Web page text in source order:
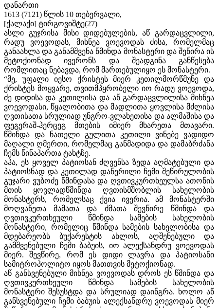
დანართი
1613 (7121) წლის 10 თებერვალი,
[ქალაქი] ტირგოვიშტე(27)
ასლი გუჯრისა მისი დიდებულების, აწ გარდაცვლილი,
რადუ ვოევოდას, მიხნეა ვოევოდას ძისა, რომელმაც
განაახლა და განამშვენა წმინდა მონასტერი და შეწირა ის
მეტოქიონად ივერონს და შეადგინა განწესება
რომლითაც ნებავდა, რომ მართებულიყო ეს მონასტერი.
“მე, უფალი იესო ქრისტეს მიერ კეთილმორწმუნე და
ქრისტეს მოყვარე, თვითმპყრობელი იო რადუ ვოევოდა,
ძე დიდისა და კეთილისა და აწ გარდაცვლილისა მიხნეა
ვოევოდასი, წყალობითა და მადლითა ყოვლისა მძლისა
ღვთისათა სრულიად უნგრო-ვლახეთისა და ალმაშისა და
ფეგერაშ-ჰერცეგ მთების იმიერ მხარეთა მთავარი.
წმინდა და ნათელი გულითა კეთილი ვინებე ვადიდო
მაღალი ღმერთი, რომელმაც განმადიდა და დამაბრძანა
ჩემს წინაპართა ტახტზე.
აჰა, ეს ყოველ პატიოსან ძღვენსა ზედა აღმატებული და
პატიოსნად და კეთილად დაწერილი ჩემი შეწირულობის
გუჯარი ვუბოძე წმინდასა და ღვთივკურთხეულსა ათონის
მთის ყოვლადწმინდა ღვთისმშობლის სახელობის
მონასტერს, რომელსაც ქვია ივერია. ამ მონასტერში
მოღვაწეთა მამათა და ძმათა შევწირე წმინდა და
ღვთივკურთხეული წმინდა სამების სახელობის
მონასტერი, რომელიც წმინდა სამების სახელობისა და
მდებარეობს ბუქარესტის ახლოს, აღშენებული და
გამშვენებული ჩემი ბაბუის, იო ალექსანდრუ ვოევოდას
მიერ. შევწირე, რომ ეს დიდი ლავრა და პატიოსანი
სამიტროპოლიტო იყოს მათთვის მეტოქიონად.
აწ განსვენებული მიხნეა ვოევოდას დროს ეს წმინდა და
ღვთივკურთხეული წმინდა სამების სახელობის
მონასტერი შესუსტდა და სრულიად დაინგრა. ხოლო აწ
განსვენებული ჩემი ბაბუის ალექსანდრუ ვოევოდას მიერ